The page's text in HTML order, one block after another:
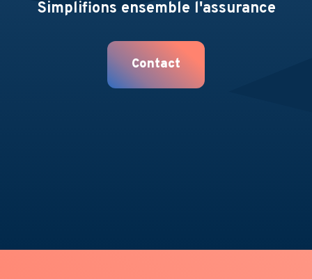
Simplifions ensemble l'assurance
Contact